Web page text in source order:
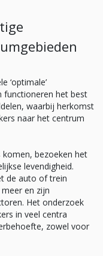
‘optimale’
functioneren het best
waarbij herkomst
naar het centrum
bezoeken het
levendigheid.
de auto of trein
en zijn
Het onderzoek
in veel centra
zowel voor